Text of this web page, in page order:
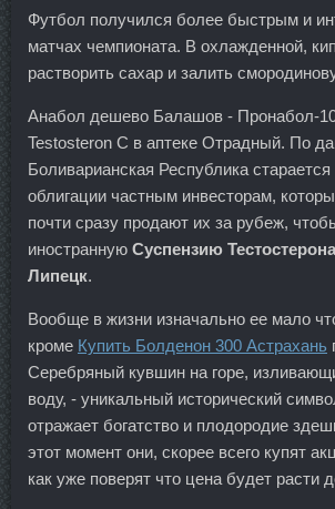
Футбол получился более быстрым и
матчах чемпионата. В охлажденной,
растворить сахар и залить
Анабол дешево Балашов - Пронабол-
Testosteron C в аптеке Отрадный. По
Боливарианская Республика
облигации частным инвесторам,
почти сразу продают их за рубеж,
иностранную Суспензию
Липецк.
Вообще в жизни изначально ее мало
кроме Купить Болденон 300 Астрахань
Серебряный кувшин на горе,
воду, - уникальный исторический
отражает богатство и плодородие
этот момент они, скорее всего купят
как уже поверят что цена будет расти